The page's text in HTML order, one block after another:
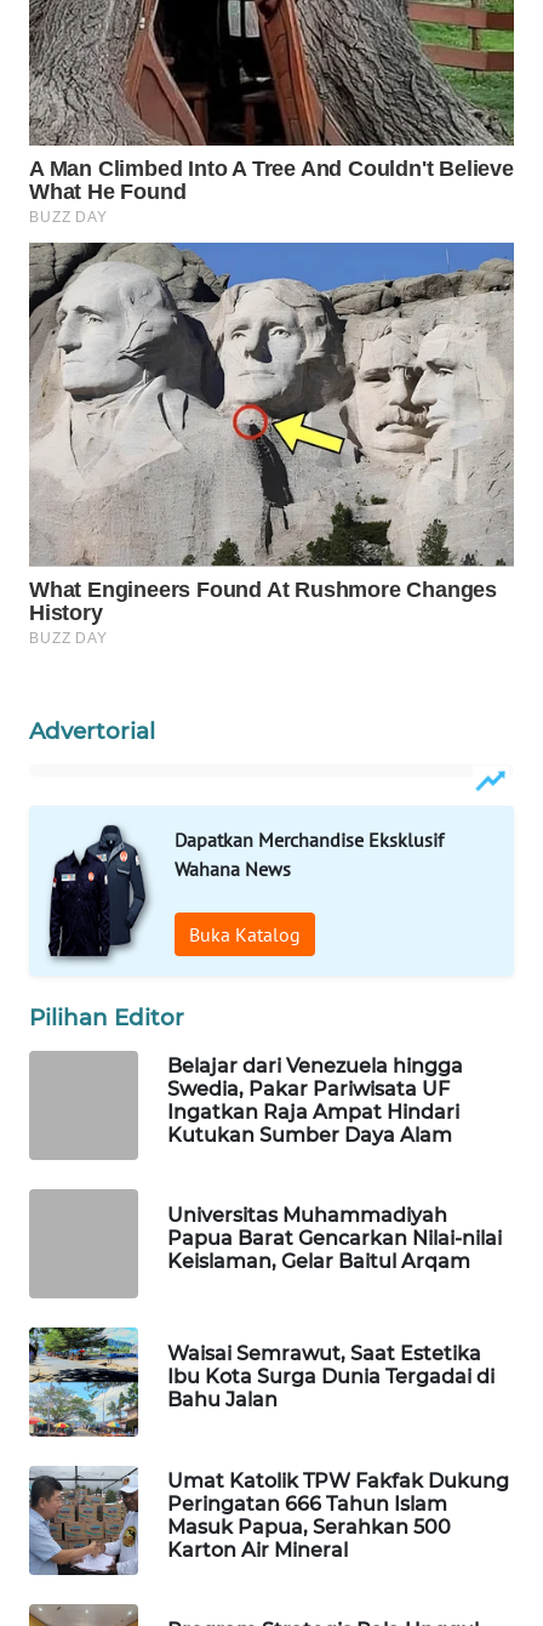
Advertorial
Dapatkan Merchandise Eksklusif
Wahana News
Buka Katalog
Pilihan Editor
Belajar dari Venezuela hingga
Swedia, Pakar Pariwisata UF
Ingatkan Raja Ampat Hindari
Kutukan Sumber Daya Alam
Universitas Muhammadiyah
Papua Barat Gencarkan Nilai-nilai
Keislaman, Gelar Baitul Arqam
Waisai Semrawut, Saat Estetika
Ibu Kota Surga Dunia Tergadai di
Bahu Jalan
Umat Katolik TPW Fakfak Dukung
Peringatan 666 Tahun Islam
Masuk Papua, Serahkan 500
Karton Air Mineral
WAHANA
LISTRIK
WAHANA
TRAVEL
WAHANA
TV
WAHANANEWS
ID
WAHANANEWS
CO ID
WAHANANEWS
NET
WAHANA
SPORT
WAHANA
PERSONA
WAHANA
OTOMOTIF
Wahana
Network
KONSUMEN
LISTRIK
MASYARAKAT
KELISTRIKAN